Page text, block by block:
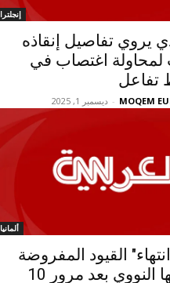
إنجلترا
يروي تفاصيل إنقاذه
لمحاولة اغتصاب في
تفاعل
MOQEM
- ديسمبر 1, 2025
ألمانيا
القيود المفروضة
على برنامجها النووي بعد مرور 10